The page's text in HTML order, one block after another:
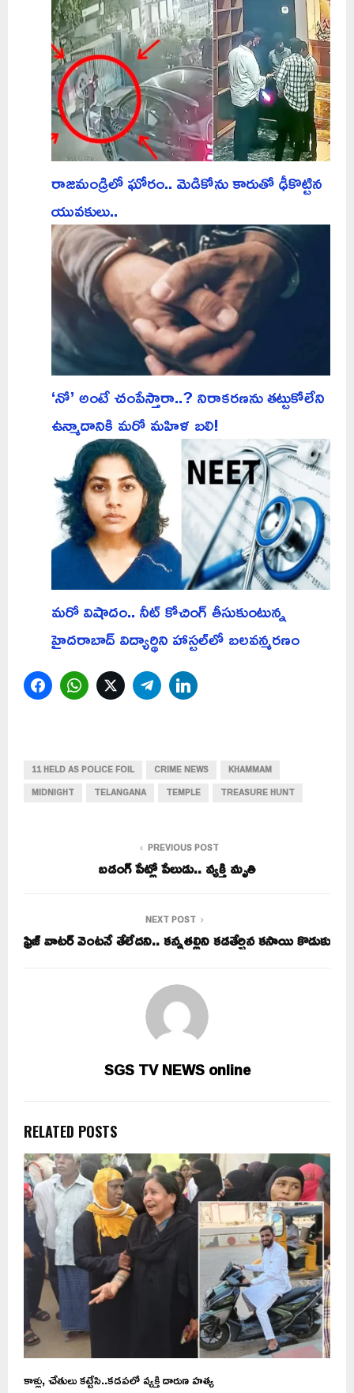
రాజమండ్రిలో ఘోరం.. మెడికోను కారుతో ఢీకొట్టిన
యువకులు..
‘నో’ అంటే చంపేస్తారా..? నిరాకరణను తట్టుకోలేని
ఉన్మాదానికి మరో మహిళ బలి!
మరో విషాదం.. నీట్ కోచింగ్ తీసుకుంటున్న
హైదరాబాద్ విద్యార్థిని హాస్టల్‌లో బలవన్మరణం
FacebookWhatsAppTwitterTelegram
11 HELD AS POLICE FOIL CRIME NEWS
KHAMMAM
MIDNIGHT
TELANGANA TEMPLE TREASURE HUNT
PREVIOUS POST
బడంగ్ పేట్లో పేలుడు.. వ్యక్తి మృతి
NEXT POST
ఫ్రిజ్ వాటర్ వెంటనే తేలేదని.. కన్నతల్లిని కడతేర్చిన కసాయి కొడుకు
SGS TV NEWS online
RELATED POSTS
కాళ్లు, చేతులు కట్టేసి..కడపలో వ్యక్తి దారుణ హత్య